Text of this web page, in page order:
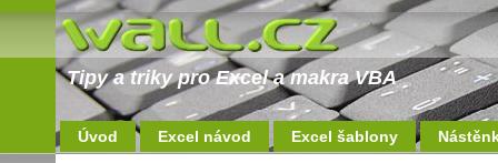
Tipy a triky pro Excel a makra VBA
Úvod Excel návod Excel šablony